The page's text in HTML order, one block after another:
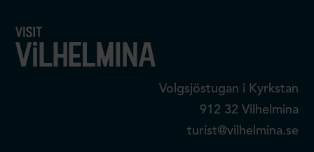
Volgsjöstugan i Kyrkstan
912 32 Vilhelmina
turist@vilhelmina.se